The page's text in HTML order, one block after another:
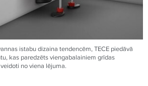
istabu dizaina tendencēm,TECE piedāvā
kas paredzēts viengabalainiem grīdas
no viena lējuma.